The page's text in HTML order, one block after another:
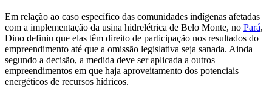
Em relação ao caso específico das comunidades indígenas afetadas
com a implementação da usina hidrelétrica de Belo Monte, no Pará,
Dino definiu que elas têm direito de participação nos resultados do
empreendimento até que a omissão legislativa seja sanada. Ainda
segundo a decisão, a medida deve ser aplicada a outros
empreendimentos em que haja aproveitamento dos potenciais
energéticos de recursos hídricos.